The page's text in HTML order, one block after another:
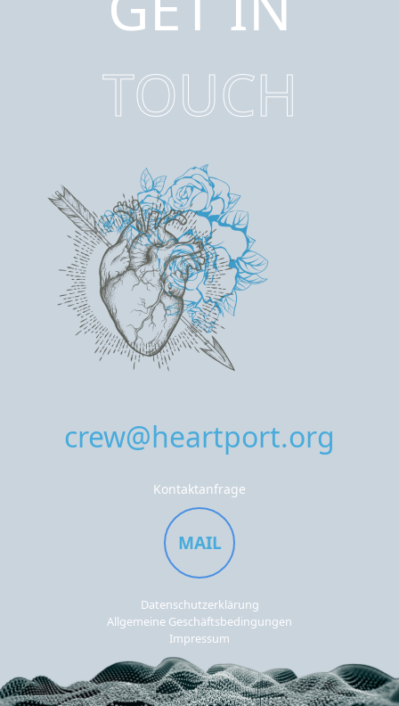
TOUCH
crew@heartport.org
Kontaktanfrage
MAIL
Datenschutzerklärung
Allgemeine Geschäftsbedingungen
Impressum